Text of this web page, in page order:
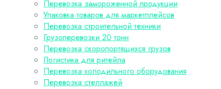
Перевозка замороженной продукции
Упаковка товаров для маркетплейсов
Перевозка строительной техники
Грузоперевозки 20 тонн
Перевозка скоропортящихся грузов
Логистика для ритейла
Перевозка холодильного оборудования
Перевозка стеллажей